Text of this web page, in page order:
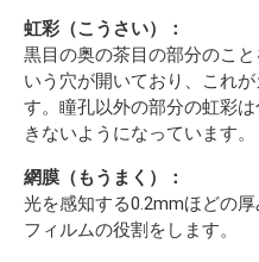
虹彩（こうさい）：
黒目の奥の茶目の部分のこ
いう穴が開いており、これ
す。瞳孔以外の部分の虹彩
きないようになっています。
網膜（もうまく）：
光を感知する0.2mmほどの
フィルムの役割をします。